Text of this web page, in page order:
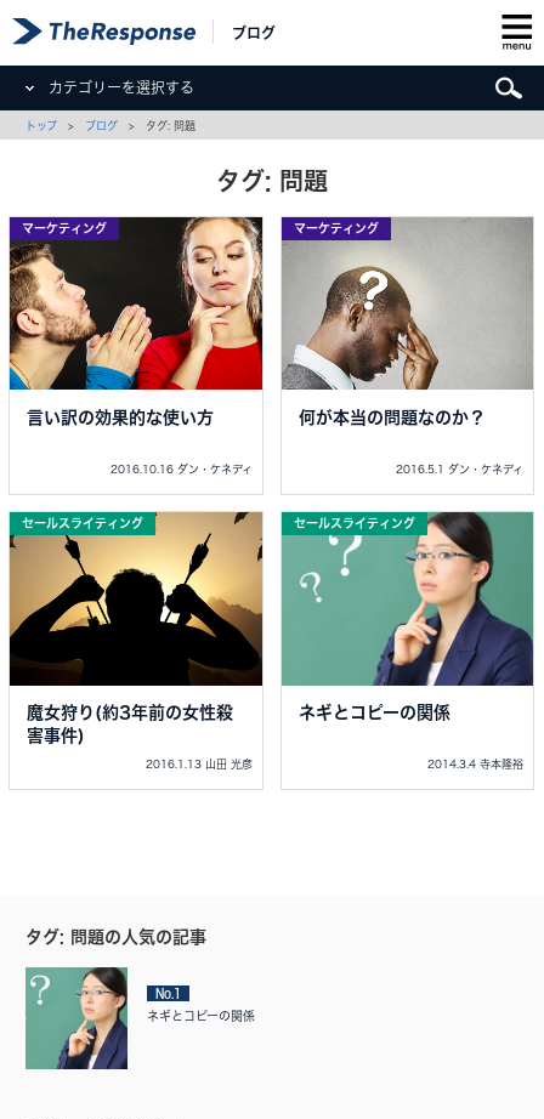
ブログ
カテゴリーを選択する
トップ > ブログ > タグ: 問題
タグ: 問題
マーケティング
言い訳の効果的な使い方
2016.10.16 ダン・ケネディ
マーケティング
何が本当の問題なのか？
2016.5.1 ダン・ケネディ
セールスライティング
魔女狩り(約3年前の女性殺
害事件)
2016.1.13 山田 光彦
セールスライティング
ネギとコピーの関係
2014.3.4 寺本隆裕
タグ: 問題の人気の記事
No.1
ネギとコピーの関係